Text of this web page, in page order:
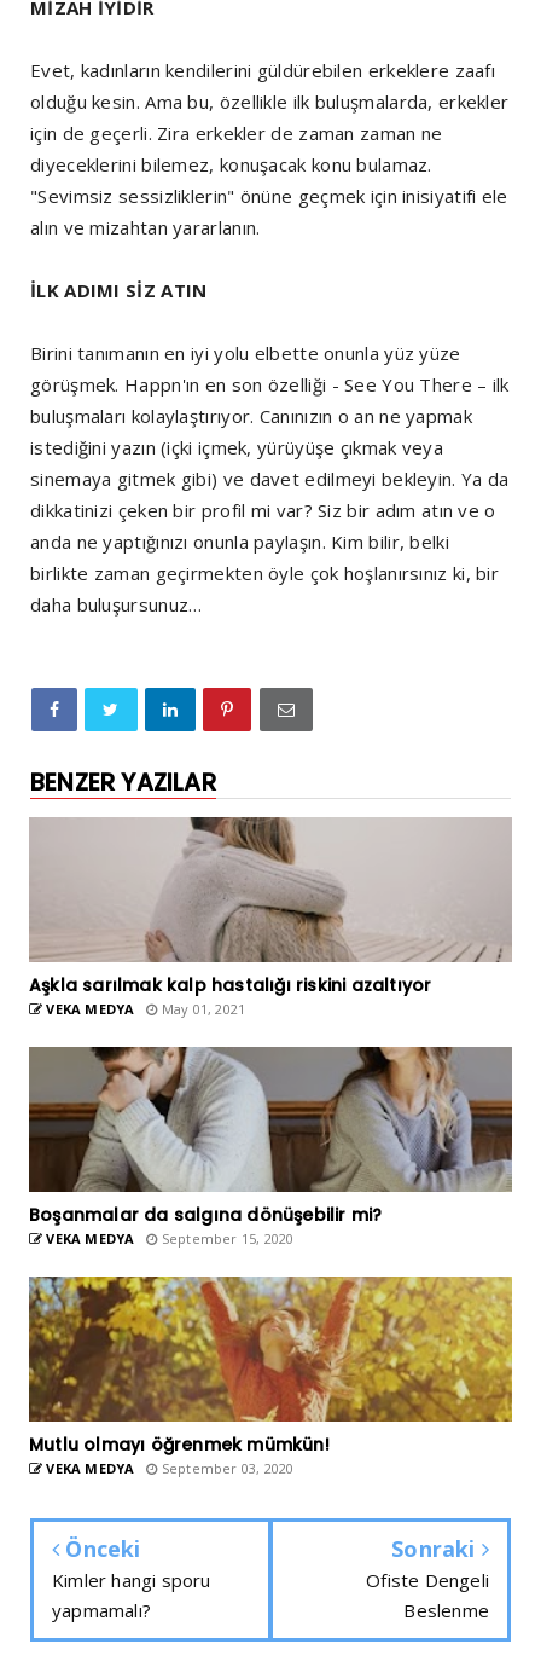
MİZAH İYİDİR
Evet, kadınların kendilerini güldürebilen erkeklere zaafı
olduğu kesin. Ama bu, özellikle ilk buluşmalarda, erkekler
için de geçerli. Zira erkekler de zaman zaman ne
diyeceklerini bilemez, konuşacak konu bulamaz.
"Sevimsiz sessizliklerin" önüne geçmek için inisiyatifi ele
alın ve mizahtan yararlanın.
İLK ADIMI SİZ ATIN
Birini tanımanın en iyi yolu elbette onunla yüz yüze
görüşmek. Happn'ın en son özelliği - See You There – ilk
buluşmaları kolaylaştırıyor. Canınızın o an ne yapmak
istediğini yazın (içki içmek, yürüyüşe çıkmak veya
sinemaya gitmek gibi) ve davet edilmeyi bekleyin. Ya da
dikkatinizi çeken bir profil mi var? Siz bir adım atın ve o
anda ne yaptığınızı onunla paylaşın. Kim bilir, belki
birlikte zaman geçirmekten öyle çok hoşlanırsınız ki, bir
daha buluşursunuz…
BENZER YAZILAR
Aşkla sarılmak kalp hastalığı riskini azaltıyor
VEKA MEDYA May 01, 2021
Boşanmalar da salgına dönüşebilir mi?
VEKA MEDYA September 15, 2020
Mutlu olmayı öğrenmek mümkün!
VEKA MEDYA September 03, 2020
Önceki
Kimler hangi sporu
yapmamalı?
Sonraki
Ofiste Dengeli
Beslenme